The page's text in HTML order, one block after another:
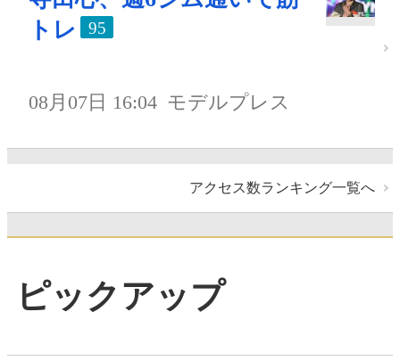
トレ
95
08月07日 16:04 モデルプレス
アクセス数ランキング一覧へ
ピックアップ